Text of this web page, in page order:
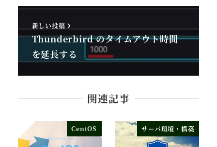
新しい投稿
Thunderbird のタイムアウト時間
を延長する
関連記事
CentOS サーバ環境・構築